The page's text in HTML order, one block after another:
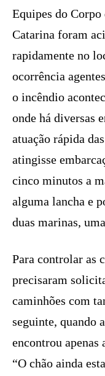
Equipes do
Catarina foram
rapidamente no
ocorrência
o incêndio
onde há diversas
atuação rápida
atingisse
cinco minutos a
alguma lancha e
duas marinas,
Para controlar as
precisaram
caminhões com
seguinte, quando
encontrou apenas
“O chão ainda